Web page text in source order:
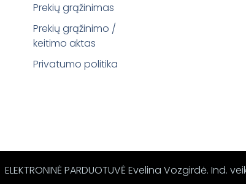
Prekių grąžinimas
Prekių grąžinimo /
keitimo aktas
Privatumo politika
ELEKTRONINĖ PARDUOTUVĖ Evelina Vozgirdė. Ind.